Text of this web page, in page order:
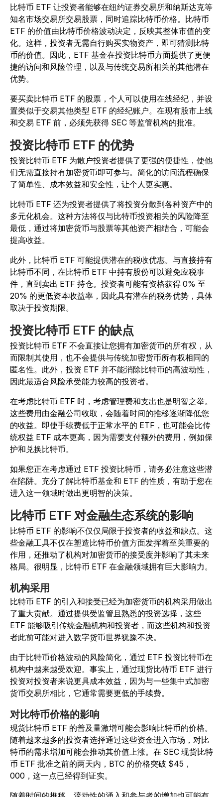
比特币 ETF 让投资者能够在纽约证券交易所和纳斯达克等
知名市场交易所交易股票，同时追踪比特币价格。比特币
ETF 的价值由比特币价格波动决定，反映其整体市值的变
化。这样，投资者无需自行购买实物资产，即可猜测比特
币的价值。因此，ETF 基金在投资比特币方面提供了更便
捷的访问和风险管理，以及与传统交易所相关的其他潜在
优势。
要买卖比特币 ETF 的股票，个人可以使用在线经纪，并设
置类似于交易其他类型 ETF 的经纪账户。在现有股市上线
和交易 ETF 前，必须先获得 SEC 等监管机构的批准。
投资比特币 ETF 的优势
投资比特币 ETF 为散户投资者提供了更强的便捷性，使他
们无需直接持有加密货币即可参与。简化的访问流程确保
了简单性、成本效益和安全性，让个人更实惠。
比特币 ETF 还为投资者提供了将投资分散到各种资产中的
多元化机会。这种方法将仅与比特币投资相关的风险降至
最低，通过将加密货币与股票等其他资产相结合，可能会
提高收益。
此外，比特币 ETF 可能提供潜在的税收优惠。与直接持有
比特币不同，在比特币 ETF 中持有股份可以避免应税事
件，直到卖出 ETF 持仓。投资者可能有资格获得 0% 至
20% 的更低资本收益率，因此具有潜在的税务优势，具体
取决于投资期限。
投资比特币 ETF 的缺点
投资比特币 ETF 不会直接让您拥有加密货币的所有权，从
而限制其使用，也不会提供与传统加密货币所有权相同的
匿名性。此外，投资 ETF 并不能消除比特币的高波动性，
因此最适合风险承受能力较高的投资者。
在考虑比特币 ETF 时，考虑管理费和支出也是明智之举。
这些费用由金融公司收取，会随着时间的推移逐渐降低您
的收益。即使手续费低于正常水平的 ETF，也可能会比传
统权益 ETF 成本更高，因为需要支付额外的费用，例如保
护和兑换比特币。
如果您正在考虑通过 ETF 投资比特币，请务必注意这些潜
在陷阱。充分了解比特币基金和 ETF 的性质，有助于您在
进入这一领域时做出更明智的决策。
比特币 ETF 对金融生态系统的影响
比特币 ETF 的影响不仅仅局限于投资者的收益和缺点。这
些金融工具不仅在塑造比特币价值方面发挥着至关重要的
作用，还推动了机构对加密货币的接受度并影响了其未来
格局。很明显，比特币 ETF 在金融领域拥有巨大影响力。
机构采用
比特币 ETF 的引入和接受已经为加密货币的机构采用做出
了重大贡献。通过提供受监管且熟悉的投资选择，这些
ETF 能够吸引传统金融机构和投资者，而这些机构和投资
者此前可能对进入数字货币世界犹豫不决。
由于比特币价格波动的风险简化，通过 ETF 投资比特币在
机构中越来越受欢迎。事实上，通过现货比特币 ETF 进行
投资对投资者来说更具成本效益，因为与一些集中式加密
货币交易所相比，它通常需要更低的手续费。
对比特币价格的影响
现货比特币 ETF 的普及量激增可能会影响比特币的价格。
随着越来越多的投资者选择通过这些资金进入市场，对比
特币的需求增加可能会推动其价值上涨。在 SEC 现货比特
币 ETF 批准之前的两天内，BTC 的价格突破 $45，
000，这一点已经得到证实。